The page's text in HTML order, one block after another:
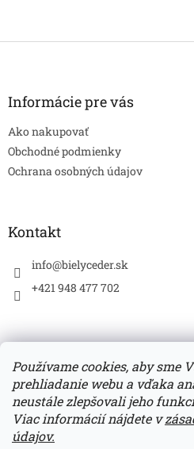
Používame cookies, aby sme
prehliadanie webu a vďaka
neustále zlepšovali jeho
Viac informácií nájdete v
údajov.
Z
Informácie pre vás
Ako nakupovať
Obchodné podmienky
Ochrana osobných údajov
Kontakt
info@bielyceder.sk
+421 948 477 702
Zboží.cz